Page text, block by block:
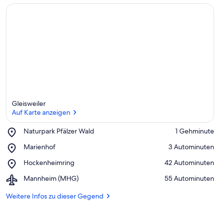
Gleisweiler
Auf Karte anzeigen
Naturpark Pfälzer Wald
Place,
Pfälzer
‪1 Gehminute‬
Marienhof
Place,
‪3 Autominuten‬
Hockenheimring
Place,
‪42 Autominuten‬
Mannheim (MHG)
Airport,
(MHG)
‪55 Autominuten‬
Weitere Infos zu dieser Gegend